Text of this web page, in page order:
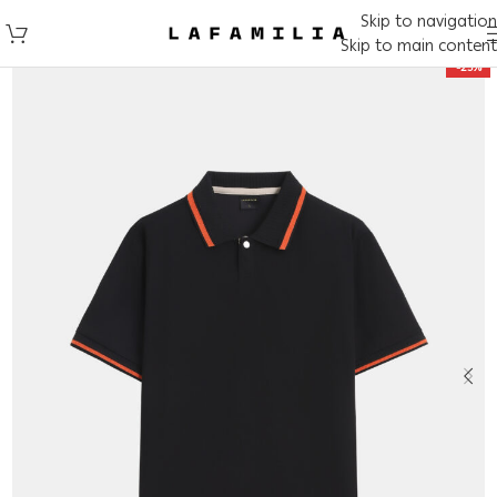
Skip to navigation
Skip to main content
-25%